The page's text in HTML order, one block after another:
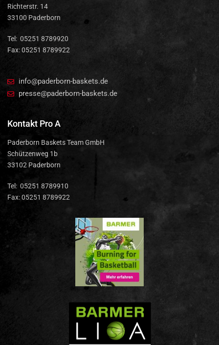
Richterstr. 14
33100 Paderborn
Tel: 05251 8789920
Fax: 05251 8789922
info@paderborn-baskets.de
presse@paderborn-baskets.de
Kontakt Pro A
Paderborn Baskets Team GmbH
Schützenweg 1b
33102 Paderborn
Tel: 05251 8789910
Fax: 05251 8789922